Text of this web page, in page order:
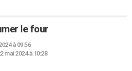
le four
à 09:56
mai 2024 à 10:28